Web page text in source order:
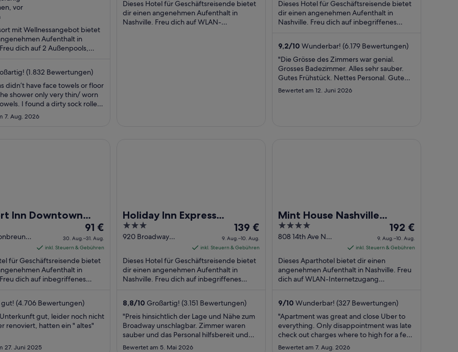
vor
vom
4.
Sept.
zum
5.
Sept.
mit Wellnessangebot bietet
Aufenthalt in
dich auf 2 Außenpools,
(1.832 Bewertungen)
didn’t have face towels or floor
shower only very thin/ worn
I found a dirty sock rolled
of the floor by the balcony.
close at 8-9pm despite
7. Aug. 2026
pro
Dieses Hotel für Geschäftsreisende bietet
dir einen angenehmen Aufenthalt in
Nashville. Freu dich auf WLAN-
pro
Nacht
23.
Aug.
bis
zum
Dieses Hotel für Geschäftsreisende bietet
dir einen angenehmen Aufenthalt in
Nashville. Freu dich auf inbegriffenes
9,2/10 Wunderbar! (6.179 Bewertungen)
"Die Grösse des Zimmers war genial.
Grosses Badezimmer. Alles sehr sauber.
Gutes Frühstück. Nettes Personal. Gute
Lage um Nashville zu erkunden."
Bewertet am 12. Juni 2026
Inn Downtown
- Music City
Der
Preis
beträgt
91 €
Nacht
Aug.
bis
91 €
30. Aug.–31. Aug.
inkl. Steuern & Gebühren
für Geschäftsreisende bietet
Aufenthalt in
dich auf inbegriffenes
gut! (4.706 Bewertungen)
gut, leider noch nicht
renoviert, hatten ein " altes"
27. Juni 2025
Holiday Inn Express
Nashville Downtown -
Broadway by IHG
3
out
5
920 Broadway
Der
Preis
beträgt
139 €
pro
Nacht
9.
bis
zum
139 €
9. Aug.–10. Aug.
inkl. Steuern & Gebühren
Dieses Hotel für Geschäftsreisende bietet
dir einen angenehmen Aufenthalt in
Nashville. Freu dich auf inbegriffenes
8,8/10 Großartig! (3.151 Bewertungen)
"Preis hinsichtlich der Lage und Nähe zum
Broadway unschlagbar. Zimmer waren
sauber und das Personal hilfsbereit und
nett. Aufgrund der kurzen Dauer von nur 1
Bewertet am 5. Mai 2026
Mint House Nashville
Marathon Village by Kasa
4
out
5
808 14th Ave N
Der
Preis
beträgt
pro
9.
Aug.
bis
zum
192 €
9. Aug.–10. Aug.
inkl. Steuern & Gebühren
Dieses Aparthotel bietet dir einen
angenehmen Aufenthalt in Nashville. Freu
dich auf WLAN-Internetzugang
9/10 Wunderbar! (327 Bewertungen)
"Apartment was great and close Uber to
everything. Only disappointment was late
check out charges where to high for a few
extra hours"
Bewertet am 7. Aug. 2026